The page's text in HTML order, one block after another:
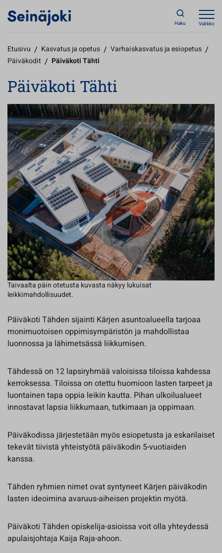
Haku Valikko
Etusivu / Kasvatus ja opetus / Varhaiskasvatus ja esiopetus /
Päiväkodit / Päiväkoti Tähti
Päiväkoti Tähti
Taivaalta päin otetusta kuvasta näkyy lukuisat
leikkimahdollisuudet.
Päiväkoti Tähden sijainti Kärjen asuntoalueella tarjoaa
monimuotoisen oppimisympäristön ja mahdollistaa
luonnossa ja lähimetsässä liikkumisen.
Tähdessä on 12 lapsiryhmää valoisissa tiloissa kahdessa
kerroksessa. Tiloissa on otettu huomioon lasten tarpeet ja
luontainen tapa oppia leikin kautta. Pihan ulkoilualueet
innostavat lapsia liikkumaan, tutkimaan ja oppimaan.
Päiväkodissa järjestetään myös esiopetusta ja eskarilaiset
tekevät tiivistä yhteistyötä päiväkodin 5-vuotiaiden
kanssa.
Tähden ryhmien nimet ovat syntyneet Kärjen päiväkodin
lasten ideoimina avaruus-aiheisen projektin myötä.
Päiväkoti Tähden opiskelija-asioissa voit olla yhteydessä
apulaisjohtaja Kaija Raja-ahoon.